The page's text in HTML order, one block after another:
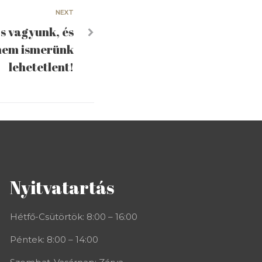
NEXT
vagyunk, és
ismerünk
lehetetlent!
Nyitvatartás
Hétfő-Csütörtök: 8:00 – 16:00
Péntek: 8:00 – 14:00